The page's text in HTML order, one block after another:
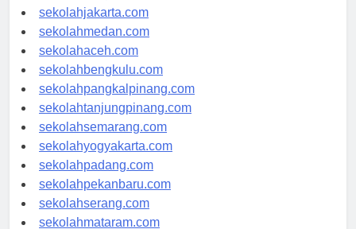
sekolahdenpasar.com
sekolahjakarta.com
sekolahmedan.com
sekolahaceh.com
sekolahbengkulu.com
sekolahpangkalpinang.com
sekolahtanjungpinang.com
sekolahsemarang.com
sekolahyogyakarta.com
sekolahpadang.com
sekolahpekanbaru.com
sekolahserang.com